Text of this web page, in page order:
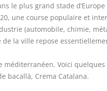
le plus grand stade
une course populaire et
(automobile, chimie,
la ville repose
méditerranéen. Voici
bacallà, Crema Catalana.